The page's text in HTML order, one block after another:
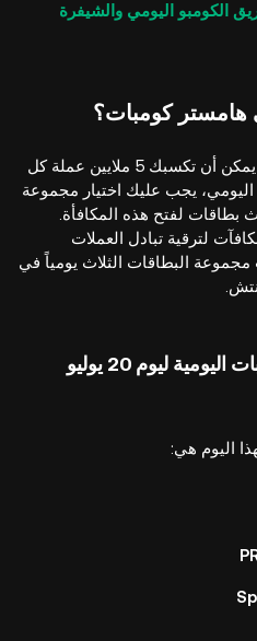
الكومبو اليومي والشيفرة
هامستر كومبات؟
الكومبو اليومي هو مهمة روتينية يمكن أن تكسبك 5 ملايين عملة كل
يجب عليك اختيار مجموعة
بطاقات لفتح هذه المكافأة.
لترقية تبادل العملات
البطاقات الثلاث يومياً في
بطاقات كومبو هامستر كومبات اليومية ليوم 20 يوليو
اليوم هي: